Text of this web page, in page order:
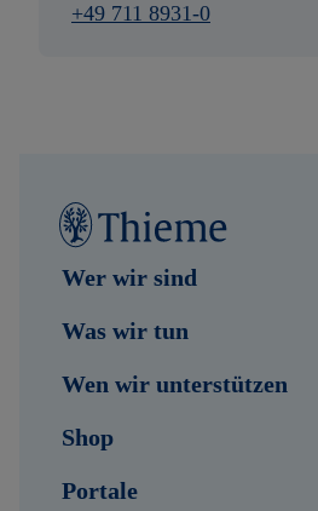
+49 711 8931-0
Wer wir sind
Was wir tun
Wen wir unterstützen
Shop
Portale